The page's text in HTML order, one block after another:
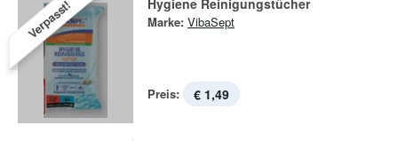
Verpasst! Hygiene Reinigungstücher
Marke: VibaSept
Preis: € 1,49